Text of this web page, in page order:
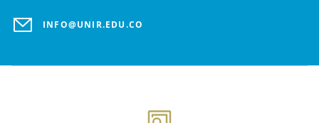
INFO@UNIR.EDU.CO